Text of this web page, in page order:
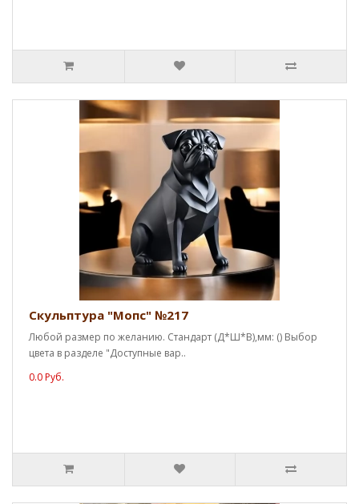
Скульптура "Мопс" №217
Любой размер по желанию. Стандарт (Д*Ш*В),мм: () Выбор
цвета в разделе "Доступные вар..
0.0 Руб.